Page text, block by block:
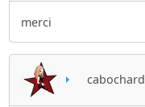
merci
cabochard